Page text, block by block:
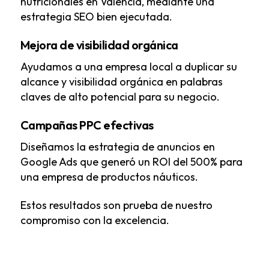
estrategia SEO bien ejecutada.
Mejora de visibilidad orgánica
Ayudamos a una empresa local a duplicar su
alcance y visibilidad orgánica en palabras
claves de alto potencial para su negocio.
Campañas PPC efectivas
Diseñamos la estrategia de anuncios en
Google Ads que generó un ROI del 500% para
una empresa de productos náuticos.
Estos resultados son prueba de nuestro
compromiso con la excelencia.